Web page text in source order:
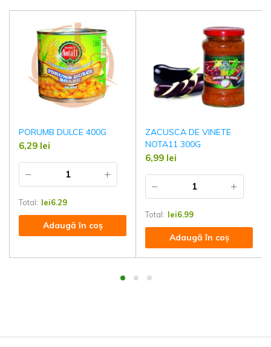
PORUMB DULCE 400G
6,29 lei
Total: lei6.29
Adaugă în coș
ZACUSCA DE VINETE
NOTA11 300G
6,99 lei
Total: lei6.99
Adaugă în coș